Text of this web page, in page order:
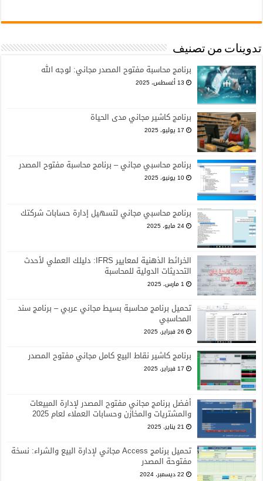
تدوينات من تصنيف
برنامج محاسبة مفتوح المصدر مجاني: لوجه الله
13 أغسطس، 2025
برنامج كاشير مجاني مدى الحياة
17 يوليو، 2025
برنامج محاسبي مجاني – برنامج محاسبة مفتوح المصدر
10 يونيو، 2025
برنامج محاسبي مجاني لتسهيل إدارة حسابات شركتك
24 مايو، 2025
الخرائط الذهنية لمعايير IFRS: دليلك العملي لأحدث
التحديثات الدولية للمحاسبة
1 مارس، 2025
تحميل برنامج محاسبة بسيط مجاني عربي – برنامج سند
المحاسبي
26 فبراير، 2025
برنامج كاشير نقاط البيع كامل مجاني مفتوح المصدر
17 فبراير، 2025
أفضل برنامج مجاني مفتوح المصدر لإدارة المبيعات
والمشتريات والمخازن وحسابات العملاء لعام 2025
21 يناير، 2025
تحميل برنامج Access مجاني لإدارة البيع والشراء: نسخة
مفتوحة المصدر
22 ديسمبر، 2024